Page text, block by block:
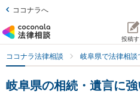
ココナラへ
投稿す
ココナラ法律相談 岐阜県で法律相談
岐阜県の相続・遺言に